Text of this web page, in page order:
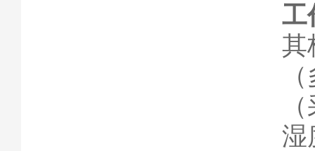
工
其
湿